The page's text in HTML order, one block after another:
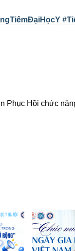
Phục Hồi chức